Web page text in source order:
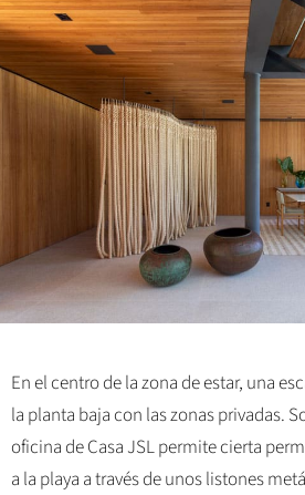
En el centro de la zona de estar, una
la planta baja con las zonas privadas.
oficina de Casa JSL permite cierta
a la playa a través de unos listones